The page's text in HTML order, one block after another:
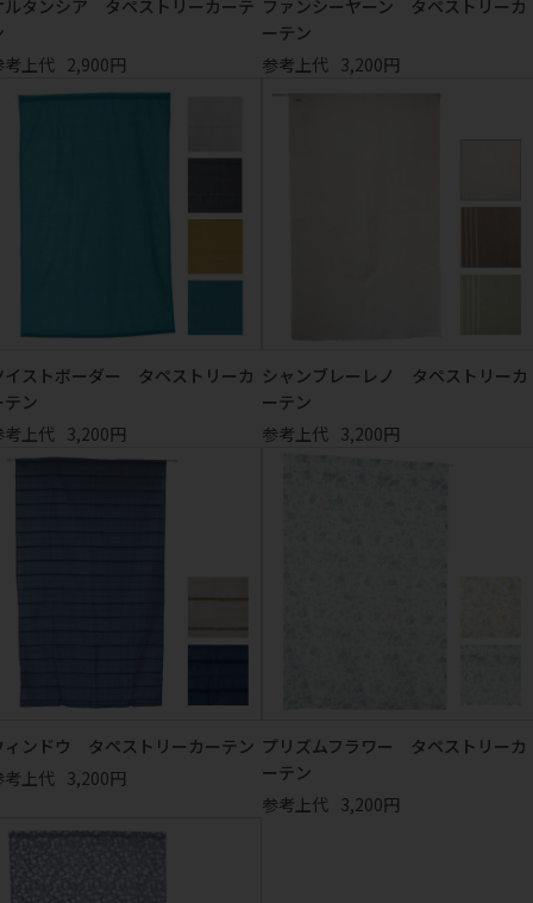
ルタンシア タペストリーカーテ
考上代 2,900円
ファンシーヤーン タペストリーカ
ーテン
参考上代 3,200円
イストボーダー タペストリーカ
テン
考上代 3,200円
シャンブレーレノ タペストリーカ
ーテン
参考上代 3,200円
ィンドウ タペストリーカーテン
考上代 3,200円
プリズムフラワー タペストリーカ
ーテン
参考上代 3,200円